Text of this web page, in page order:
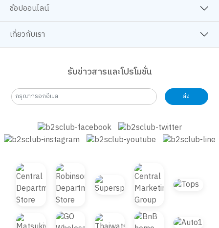
ช้อปออนไลน์
เกี่ยวกับเรา
รับข่าวสารและโปรโมชั่น
ส่ง